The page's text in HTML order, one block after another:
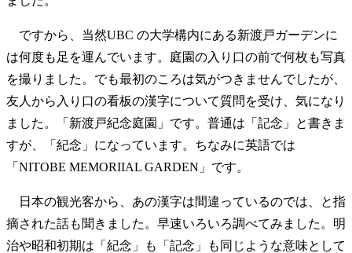
ですから、当然UBC の大学構内にある新渡戸ガーデンに
は何度も足を運んでいます。庭園の入り口の前で何枚も写真
を撮りました。でも最初のころは気がつきませんでしたが、
友人から入り口の看板の漢字について質問を受け、気になり
ました。「新渡戸紀念庭園」です。普通は「記念」と書きま
すが、「紀念」になっています。ちなみに英語では
「NITOBE MEMORIIAL GARDEN」です。
日本の観光客から、あの漢字は間違っているのでは、と指
摘された話も聞きました。早速いろいろ調べてみました。明
治や昭和初期は「紀念」も「記念」も同じような意味として